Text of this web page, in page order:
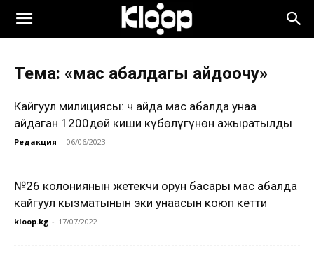
Тема: «мас абалдагы айдоочу»
Кайгуул милициясы: Үч айда мас абалда унаа
айдаган 1200дөй киши күбөлүгүнөн ажыратылды
Редакция - 06/06/2023
№26 колониянын жетекчи орун басары мас абалда
кайгуул кызматынын эки унаасын коюп кетти
kloop.kg - 17/07/2022